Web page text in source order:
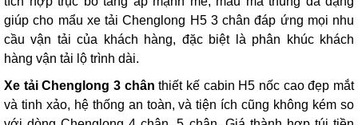
giúp cho mẩu xe tải Chenglong H5 3 chân đáp ứng mọi nhu
cầu vận tải của khách hàng, đặc biệt là phân khúc khách
hàng vận tải lộ trình dài.
Xe tải Chenglong 3 chân thiết kế cabin H5 nốc cao đẹp mắt
và tinh xảo, hệ thống an toàn, và tiện ích cũng không kém so